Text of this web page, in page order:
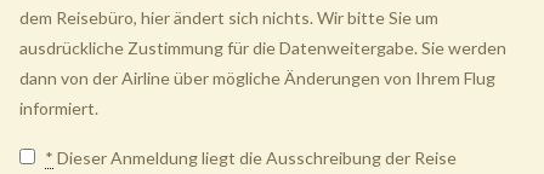
dem Reisebüro, hier ändert sich nichts. Wir bitte Sie um
ausdrückliche Zustimmung für die Datenweitergabe. Sie werden
dann von der Airline über mögliche Änderungen von Ihrem Flug
informiert.
* Dieser Anmeldung liegt die Ausschreibung der Reise